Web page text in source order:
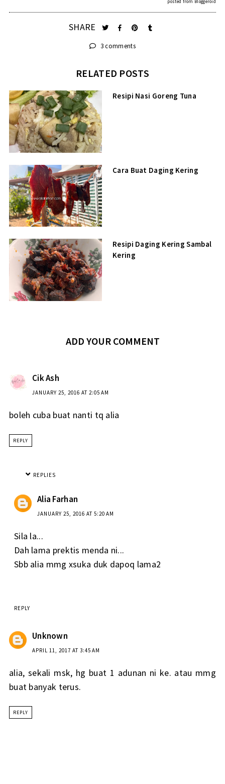
SHARE
3 comments
RELATED POSTS
Resipi Nasi Goreng Tuna
Cara Buat Daging Kering
Resipi Daging Kering Sambal
Kering
ADD YOUR COMMENT
Cik Ash
JANUARY 25, 2016 AT 2:05 AM
boleh cuba buat nanti tq alia
REPLY
REPLIES
Alia Farhan
JANUARY 25, 2016 AT 5:20 AM
Sila la...
Dah lama prektis menda ni...
Sbb alia mmg xsuka duk dapoq lama2
REPLY
Unknown
APRIL 11, 2017 AT 3:45 AM
alia, sekali msk, hg buat 1 adunan ni ke. atau mmg
buat banyak terus.
REPLY